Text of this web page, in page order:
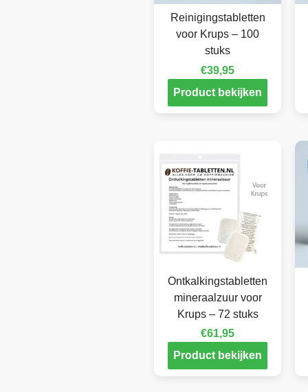
Reinigingstabletten
voor Krups – 100
stuks
€39,95
Product bekijken
Ontkalkingstabletten
mineraalzuur voor
Krups – 72 stuks
€61,95
Product bekijken